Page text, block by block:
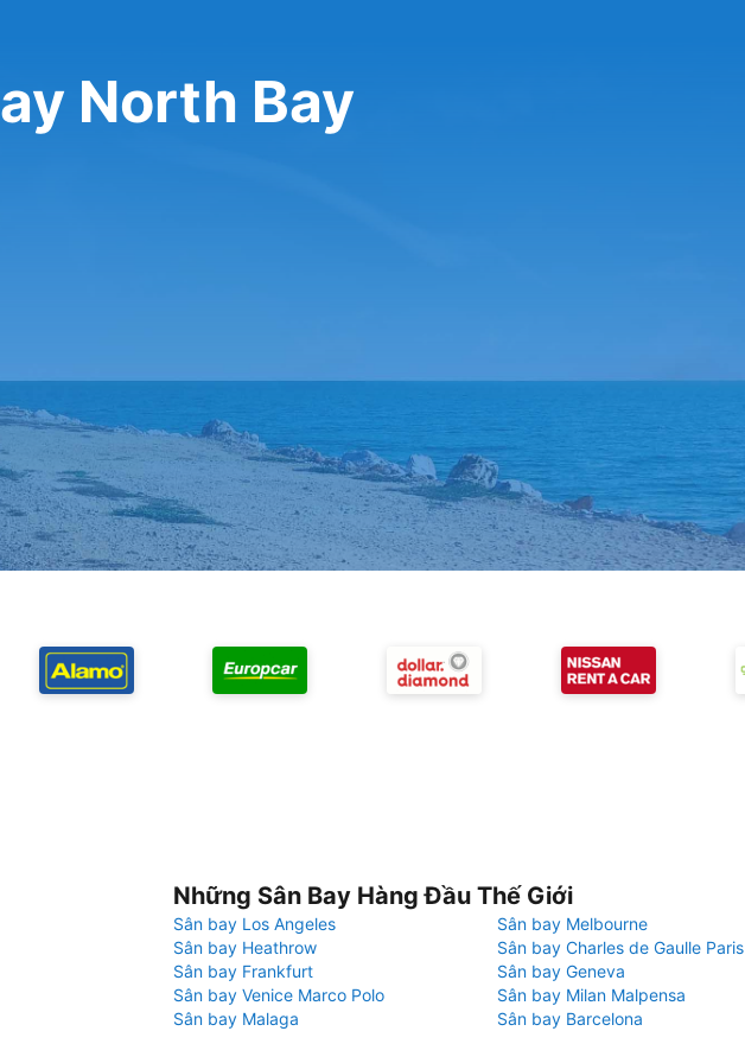
North Bay
Những Sân Bay Hàng Đầu Thế Giới
Sân bay Los Angeles
Sân bay Melbourne
Sân bay Heathrow
Sân bay Charles de Gaulle Paris
Sân bay Frankfurt
Sân bay Geneva
Sân bay Venice Marco Polo
Sân bay Milan Malpensa
Sân bay Malaga
Sân bay Barcelona